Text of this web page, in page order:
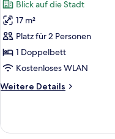
für
Standard-
Doppelzimmer
anzeigen
Blick auf die Stadt
17 m²
Platz für 2 Personen
1 Doppelbett
Kostenloses WLAN
Weitere Details
Weitere
Doppelzimmer